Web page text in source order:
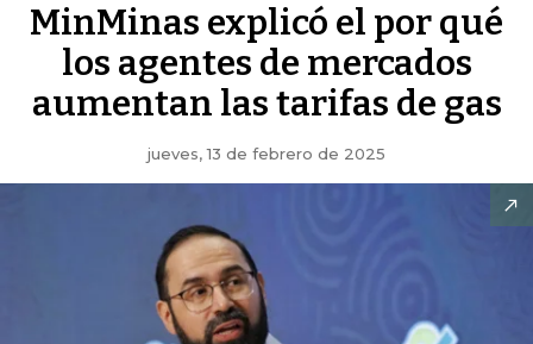
MinMinas explicó el por qué
los agentes de mercados
aumentan las tarifas de gas
jueves, 13 de febrero de 2025